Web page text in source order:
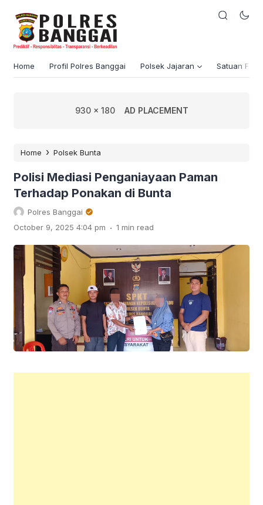
Home Profil Polres Banggai Polsek Jajaran Satuan
930 x 180 AD PLACEMENT
Home › Polsek Bunta
Polisi Mediasi Penganiayaan Paman
Terhadap Ponakan di Bunta
Polres Banggai
October 9, 2025 4:04 pm . 1 min read